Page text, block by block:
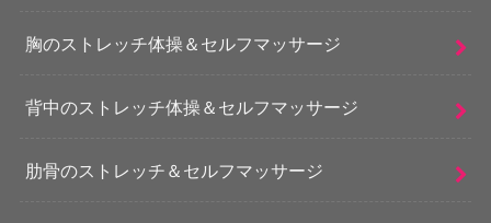
胸のストレッチ体操＆セルフマッサージ
背中のストレッチ体操＆セルフマッサージ
肋骨のストレッチ＆セルフマッサージ